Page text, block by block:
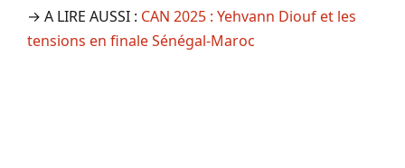
→ A LIRE AUSSI : CAN 2025 : Yehvann Diouf et les
tensions en finale Sénégal-Maroc